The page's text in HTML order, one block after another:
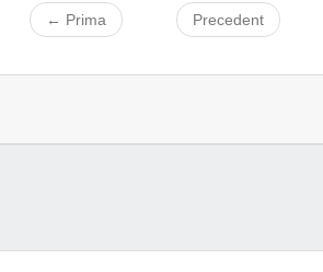
← Prima Precedent